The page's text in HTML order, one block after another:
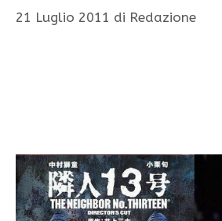
21 Luglio 2011 di Redazione